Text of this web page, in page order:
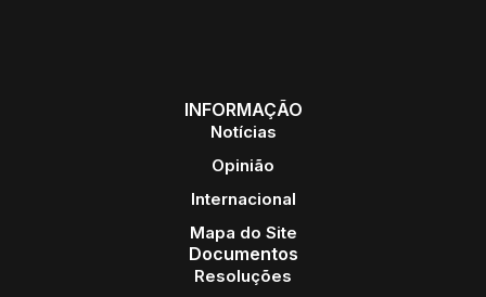
INFORMAÇÃO
Notícias
Opinião
Internacional
Mapa do Site
Documentos
Resoluções